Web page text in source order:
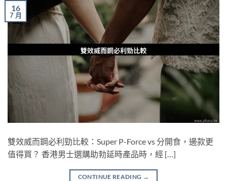
16
7 月
雙效威而鋼必利勁比較：Super P-Force vs 分開食，邊款更
值得買？ 香港男士選購助勃延時產品時，經 […]
CONTINUE READING →